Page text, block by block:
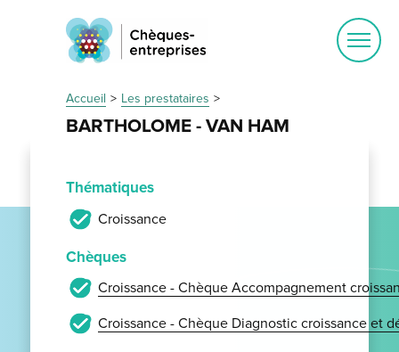
Accueil Les prestataires
BARTHOLOME - VAN HAM
Thématiques
Croissance
Chèques
Croissance - Chèque Accompagnement
Croissance - Chèque Diagnostic croissance et
Ouvrir
le